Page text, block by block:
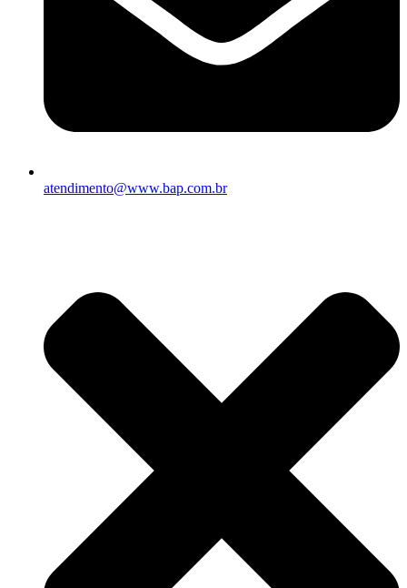
atendimento@www.bap.com.br